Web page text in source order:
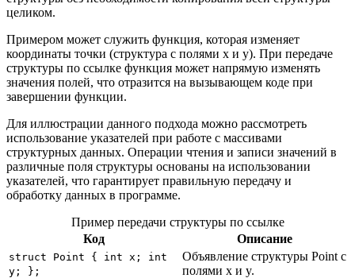
целиком.
Примером может служить функция, которая изменяет
координаты точки (структура с полями x и y). При передаче
структуры по ссылке функция может напрямую изменять
значения полей, что отразится на вызывающем коде при
завершении функции.
Для иллюстрации данного подхода можно рассмотреть
использование указателей при работе с массивами
структурных данных. Операции чтения и записи значений в
различные поля структуры основаны на использовании
указателей, что гарантирует правильную передачу и
обработку данных в программе.
Пример передачи структуры по ссылке
Код
Описание
struct Point { int x; int
y; };
Объявление структуры Point с
полями x и y.